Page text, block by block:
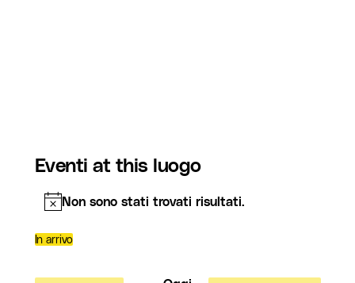
Eventi at this luogo
Notice
Non sono stati trovati risultati.
In arrivo